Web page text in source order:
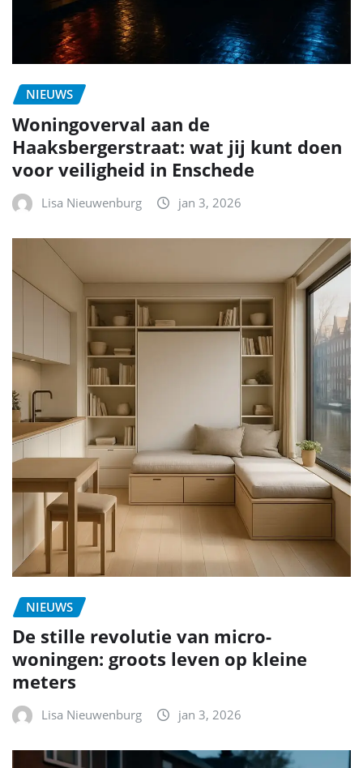
NIEUWS
Woningoverval aan de
Haaksbergerstraat: wat jij kunt doen
voor veiligheid in Enschede
Lisa Nieuwenburg jan 3, 2026
NIEUWS
De stille revolutie van micro-
woningen: groots leven op kleine
meters
Lisa Nieuwenburg jan 3, 2026